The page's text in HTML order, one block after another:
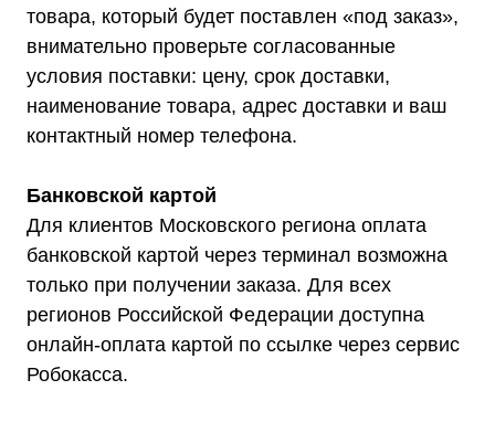
товара, который будет поставлен «под заказ»,
внимательно проверьте согласованные
условия поставки: цену, срок доставки,
наименование товара, адрес доставки и ваш
контактный номер телефона.
Банковской картой
Для клиентов Московского региона оплата
банковской картой через терминал возможна
только при получении заказа. Для всех
регионов Российской Федерации доступна
онлайн-оплата картой по ссылке через сервис
Робокасса.
Режим работы: Пн-Пт: 9:00 —
18:00
+7 (495) 150-17-07
Адрес:
г. Москва, 2-й Южнопортовый
проезд, д. 10, стр. 11
Информация, размещенная на сайте,